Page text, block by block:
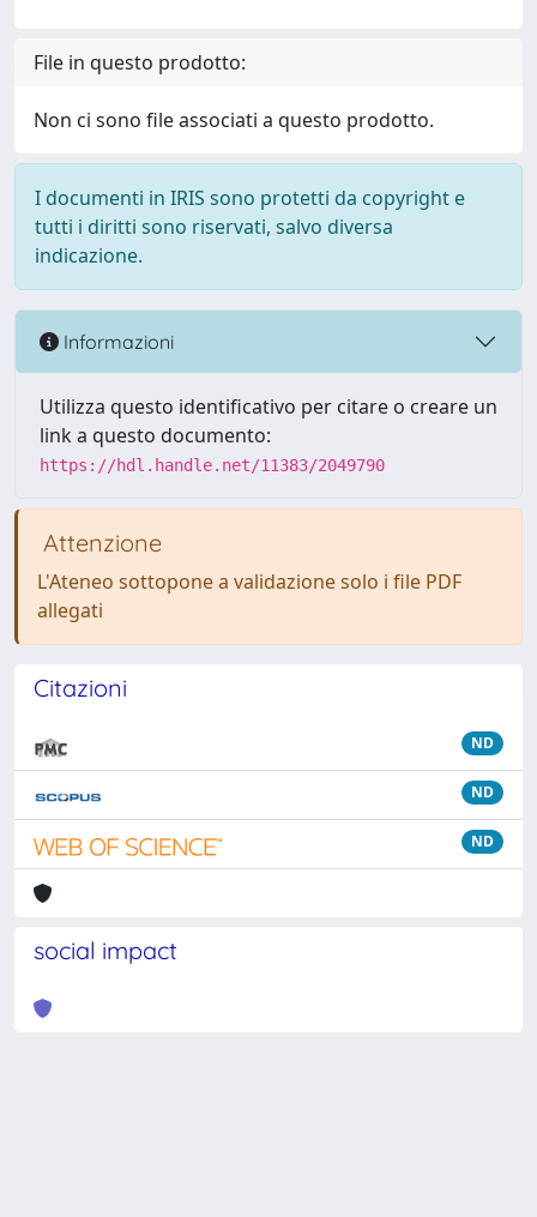
File in questo prodotto:
Non ci sono file associati a questo prodotto.
I documenti in IRIS sono protetti da copyright e
tutti i diritti sono riservati, salvo diversa
indicazione.
Informazioni
Utilizza questo identificativo per citare o creare un
link a questo documento:
https://hdl.handle.net/11383/2049790
Attenzione
L'Ateneo sottopone a validazione solo i file PDF
allegati
Citazioni
ND
ND
ND
social impact